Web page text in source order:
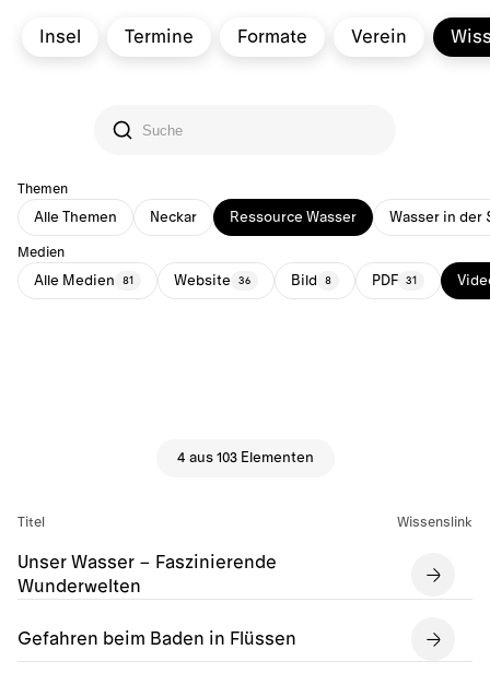
Insel Termine Formate Verein
Themen
Alle Themen Neckar Ressource Wasser Wasser in der
Medien
Alle Medien 81 Website 36 Bild 8 PDF 31
4 aus 103 Elementen
Titel Wissenslink
Unser Wasser – Faszinierende
Wunderwelten
Gefahren beim Baden in Flüssen